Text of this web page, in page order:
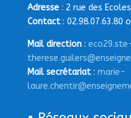
Adresse: 2 rue des Ecoles
Contact: 02.98.07.63.80
Mail direction:
Mail secrétariat: marie-